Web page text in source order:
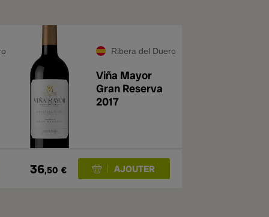
Ribera del Duero
Viña Mayor
Gran Reserva
2017
36,50 €